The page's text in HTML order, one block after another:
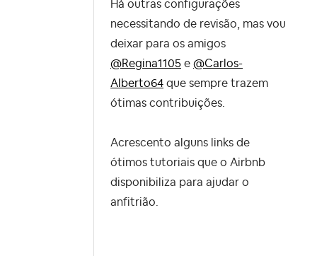
Há outras configurações
necessitando de revisão, mas vou
deixar para os amigos
@Regina1105 e @Carlos-
Alberto64 que sempre trazem
ótimas contribuições.
Acrescento alguns links de
ótimos tutoriais que o Airbnb
disponibiliza para ajudar o
anfitrião.